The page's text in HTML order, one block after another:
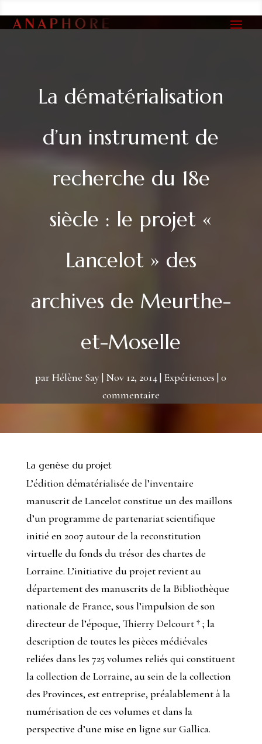
La dématérialisation
d’un instrument de
recherche du 18e
siècle : le projet «
Lancelot » des
archives de Meurthe-
et-Moselle
parHélène Say Nov 12, 2014 Expériences 0
commentaire
La genèse du projet
L’édition dématérialisée de l’inventaire
manuscrit de Lancelot constitue un des maillons
d’un programme de partenariat scientifique
initié en 2007 autour de la reconstitution
virtuelle du fonds du trésor des chartes de
Lorraine. L’initiative du projet revient au
département des manuscrits de la Bibliothèque
nationale de France, sous l’impulsion de son
directeur de l’époque, Thierry Delcourt † ; la
description de toutes les pièces médiévales
reliées dans les 725 volumes reliés qui constituent
la collection de Lorraine, au sein de la collection
des Provinces, est entreprise, préalablement à la
numérisation de ces volumes et dans la
perspective d’une mise en ligne sur Gallica.